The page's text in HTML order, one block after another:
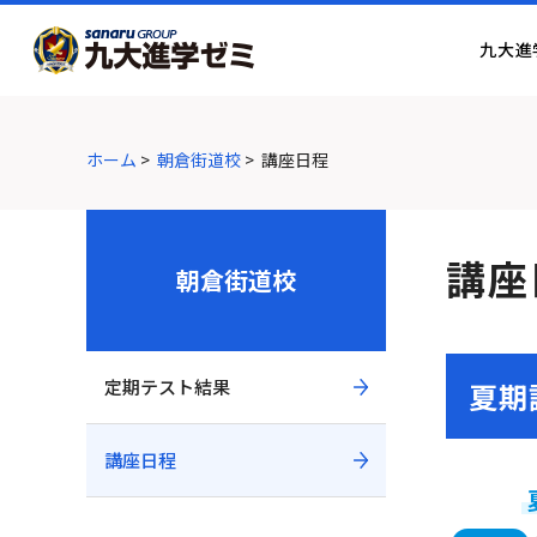
九大
ホーム > 朝倉街道校 > 講座日程
講
夏
朝倉街道校
定期テスト結果
講座日程